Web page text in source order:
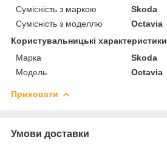
Сумісність з маркою
Skoda
Сумісність з моделлю
Octavia
Користувальницькі характеристики
Марка
Skoda
Модель
Octavia
Приховати
Умови доставки